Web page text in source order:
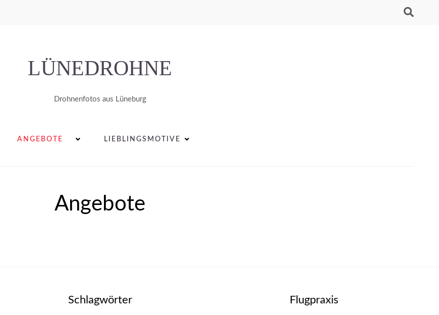
LÜNEDROHNE
Drohnenfotos aus Lüneburg
ANGEBOTE LIEBLINGSMOTIVE
Angebote
Schlagwörter Flugpraxis